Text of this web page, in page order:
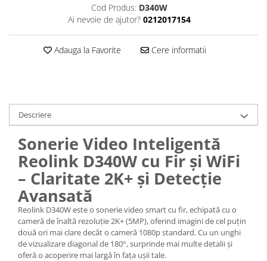
Cod Produs: D340W
Ai nevoie de ajutor? 0212017154
Adauga la Favorite Cere informatii
Descriere
Sonerie Video Inteligentă
Reolink D340W cu Fir și WiFi
– Claritate 2K+ și Detecție
Avansată
Reolink D340W este o sonerie video smart cu fir, echipată cu o
cameră de înaltă rezoluție 2K+ (5MP), oferind imagini de cel puțin
două ori mai clare decât o cameră 1080p standard. Cu un unghi
de vizualizare diagonal de 180°, surprinde mai multe detalii și
oferă o acoperire mai largă în fața ușii tale.